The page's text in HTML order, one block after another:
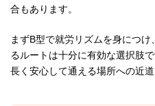
合もあります。
まずB型で就労リズムを身につ
るルートは十分に有効な選択肢
長く安心して通える場所への近道